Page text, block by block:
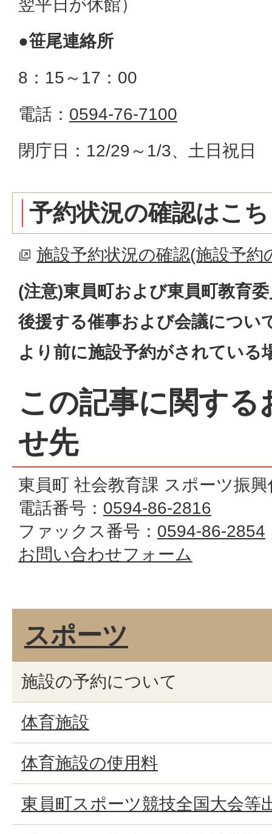
翌平日が休館）
●笹尾連絡所
8：15～17：00
電話： 0594-76-7100
閉庁日：12/29～1/3、土日祝日
予約状況の確認はこ
施設予約状況の確認(施設予約
(注意)東員町および東員町教育
後援する催事および会議につい
より前に施設予約がされている
この記事に関する
せ先
東員町 社会教育課 スポーツ振興
電話番号： 0594-86-2816
ファックス番号： 0594-86-2854
お問い合わせフォーム
スポーツ
施設の予約について
体育施設
体育施設の使用料
東員町スポーツ競技全国大会等